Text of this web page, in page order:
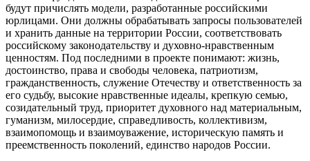
будут причислять модели, разработанные российскими
юрлицами. Они должны обрабатывать запросы пользователей
и хранить данные на территории России, соответствовать
российскому законодательству и духовно-нравственным
ценностям. Под последними в проекте понимают: жизнь,
достоинство, права и свободы человека, патриотизм,
гражданственность, служение Отечеству и ответственность за
его судьбу, высокие нравственные идеалы, крепкую семью,
созидательный труд, приоритет духовного над материальным,
гуманизм, милосердие, справедливость, коллективизм,
взаимопомощь и взаимоуважение, историческую память и
преемственность поколений, единство народов России.